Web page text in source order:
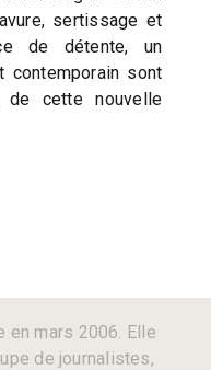
sertissage et
de détente, un
contemporain sont
de cette nouvelle
en mars 2006. Elle
de journalistes,